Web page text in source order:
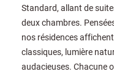
Standard, allant de
deux chambres.
nos résidences
classiques, lumière
audacieuses. Chacune